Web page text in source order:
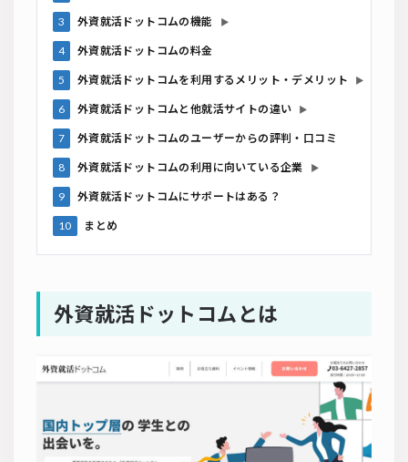
3 外資就活ドットコムの機能 ▶
4 外資就活ドットコムの料金
5 外資就活ドットコムを利用するメリット・デメリット ▶
6 外資就活ドットコムと他就活サイトの違い ▶
7 外資就活ドットコムのユーザーからの評判・口コミ
8 外資就活ドットコムの利用に向いている企業 ▶
9 外資就活ドットコムにサポートはある？
10 まとめ
外資就活ドットコムとは